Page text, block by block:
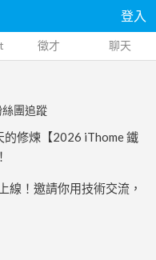
登入
徵才 聊天
團追蹤
修煉【2026 iThome 鐵
線！邀請你用技術交流，